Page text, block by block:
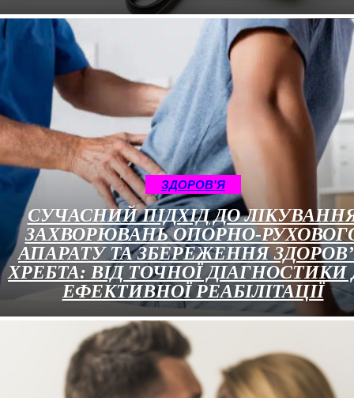
ЗДОРОВ'Я
СУЧАСНИЙ ПІДХІД ДО
ЗАХВОРЮВАНЬ ОПОРНО-
АПАРАТУ ТА ЗБЕРЕЖЕННЯ
ХРЕБТА: ВІД ТОЧНОЇ ДІАГНОСТИКИ
ЕФЕКТИВНОЇ РЕАБІЛІТАЦІЇ